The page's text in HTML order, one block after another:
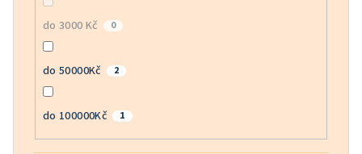
do 3000 Kč 0
do 50000Kč 2
do 100000Kč 1